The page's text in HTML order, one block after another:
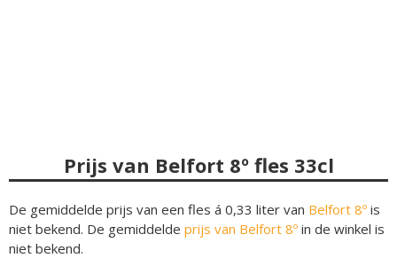
Prijs van Belfort 8º fles 33cl
De gemiddelde prijs van een fles á 0,33 liter van Belfort 8º is
niet bekend. De gemiddelde prijs van Belfort 8º in de winkel is
niet bekend.